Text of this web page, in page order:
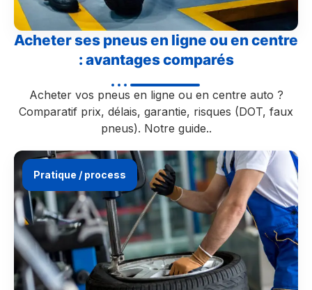
Acheter ses pneus en ligne ou en centre
: avantages comparés
Acheter vos pneus en ligne ou en centre auto ?
Comparatif prix, délais, garantie, risques (DOT, faux
pneus). Notre guide..
Pratique / process